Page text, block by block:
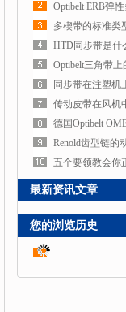
多楔带的标准类
HTD同步带是什
同步带在注塑机
Renold齿型链的
最新资讯文章
您的浏览历史